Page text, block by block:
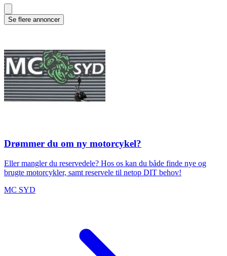
Se flere annoncer
Drømmer du om ny motorcykel?
Eller mangler du reservedele? Hos os kan du både finde nye og
brugte motorcykler, samt reservele til netop DIT behov!
MC SYD